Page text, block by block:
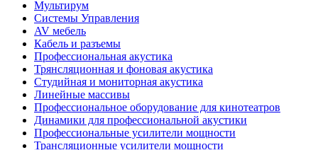
Мультирум
Системы Управления
AV мебель
Кабель и разъемы
Профессиональная акустика
Трянсляционная и фоновая акустика
Студийная и мониторная акустика
Линейные массивы
Профессиональное оборудование для кинотеатров
Динамики для профессиональной акустики
Профессиональные усилители мощности
Трансляционные усилители мощности